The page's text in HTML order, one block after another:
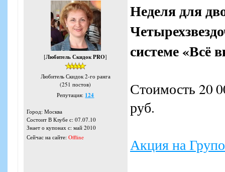
[Любитель Скидок PRO]
Любитель Скидок 2-го ранга
(251 постов)
Репутация: 124
Город: Москва
Состоит В Клубе с: 07.07.10
Знает о купонах с: май 2010
Сейчас на сайте: Offline
Неделя для
системе «Всё
Стоимость 20
руб.
Акция на